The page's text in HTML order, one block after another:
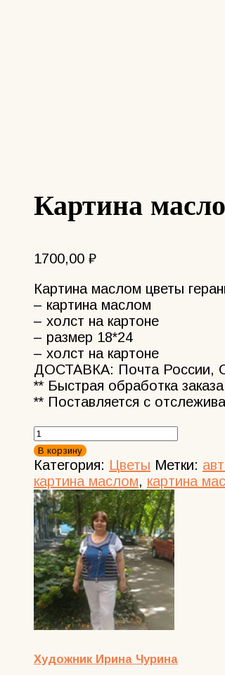
Картина
1700,00 ₽
Картина маслом цветы
– картина маслом
– холст на картоне
– размер 18*24
– холст на картоне
ДОСТАВКА: Почта России,
** Быстрая обработка заказа
** Поставляется с
Количество
товара
Картина
маслом
цветы
герань
на
окошке
18*24
В корзину
Категория: Цветы Метки:
картина маслом, картина
Художник Ирина Чурина